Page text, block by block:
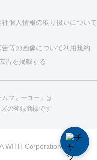
社個人情報の取り扱いについて
等の画像について利用規約
広告を掲載する
ムフォーユー」は
の登録商標です
WITH Corporation